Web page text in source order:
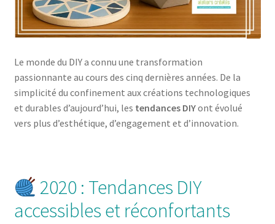
Le monde du DIY a connu une transformation
passionnante au cours des cinq dernières années. De la
simplicité du confinement aux créations technologiques
et durables d’aujourd’hui, les tendances DIYont évolué
vers plus d’esthétique, d’engagement et d’innovation.
2020 : Tendances DIY
accessibles et réconfortants